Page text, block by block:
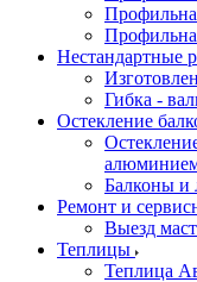
Нестандартные
Гибка -
Остекление
Балконы
Ремонт и
Выезд
Теплицы
Теплица